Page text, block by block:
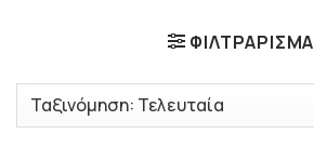
ΦΙΛΤΡΆΡΙΣΜΑ